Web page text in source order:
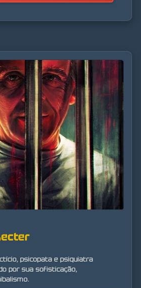
psicopata e psiquiatra
por sua sofisticação,